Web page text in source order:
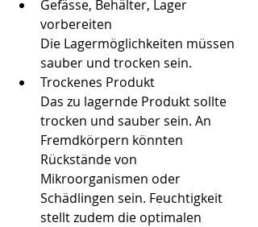
Gefässe, Behälter, Lager
vorbereiten
Die Lagermöglichkeiten müssen
sauber und trocken sein.
Trockenes Produkt
Das zu lagernde Produkt sollte
trocken und sauber sein. An
Fremdkörpern könnten
Rückstände von
Mikroorganismen oder
Schädlingen sein. Feuchtigkeit
stellt zudem die optimalen